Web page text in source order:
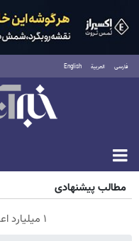
فارسی العربية English
جمعه ۱۶ مرداد ۱۴۰۵
مطالب پیشنهادی
۱ میلیارد اعتبار خرید طلا | بدون ضامن و چک